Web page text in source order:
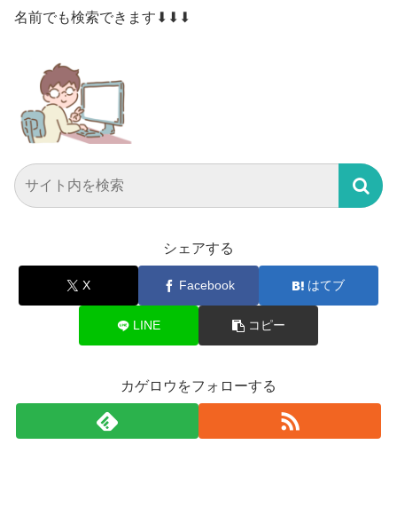
名前でも検索できます⬇⬇⬇
シェアする
X Facebook はてブ
LINE コピー
カゲロウをフォローする